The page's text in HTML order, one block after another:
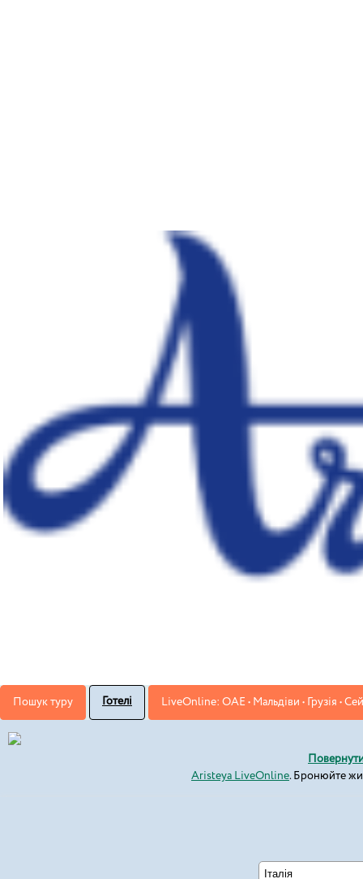
Пошук туру Готелі LiveOnline: ОАЕ • Мальдіви • Грузія •
Aristeya LiveOnline. Бронюйте
Італія